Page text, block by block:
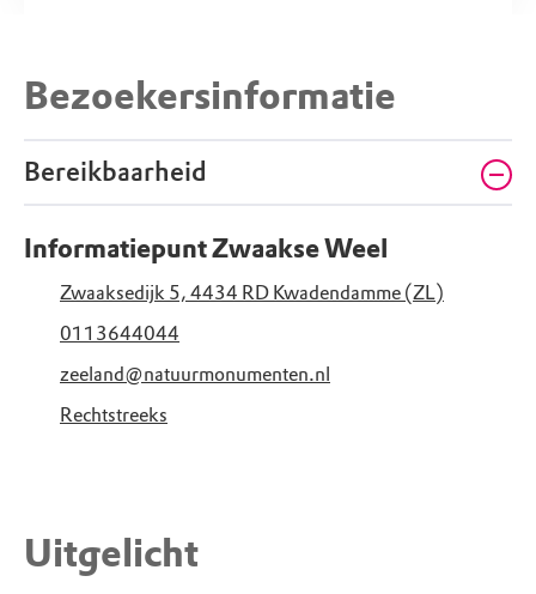
Bezoekersinformatie
Bereikbaarheid
Informatiepunt Zwaakse Weel
Zwaaksedijk 5, 4434 RD Kwadendamme (ZL)
0113644044
zeeland@natuurmonumenten.nl
Rechtstreeks
Uitgelicht